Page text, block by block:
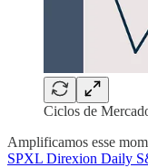
Ciclos de
Amplificamos esse
SPXL Direxion Daily